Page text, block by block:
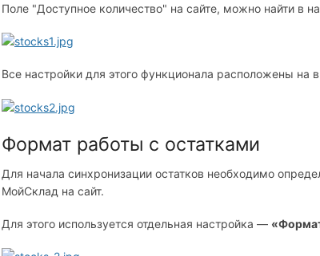
Поле "Доступное количество" на сайте, можно найти в
Все настройки для этого функционала расположены на
Формат работы с остатками
Для начала синхронизации остатков необходимо
МойСклад на сайт.
Для этого используется отдельная настройка —